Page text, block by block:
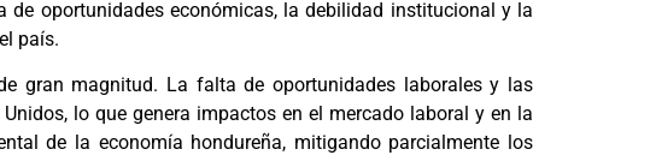
oportunidades económicas, la debilidad institucional y la
país.
gran magnitud. La falta de oportunidades laborales y las
lo que genera impactos en el mercado laboral y en la
de la economía hondureña, mitigando parcialmente los